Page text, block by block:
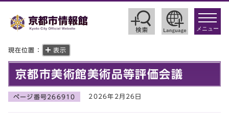
toggle
メニュー
現在位置： 表示
京都市美術館美術品等評価会議
ページ番号266910 2026年2月26日